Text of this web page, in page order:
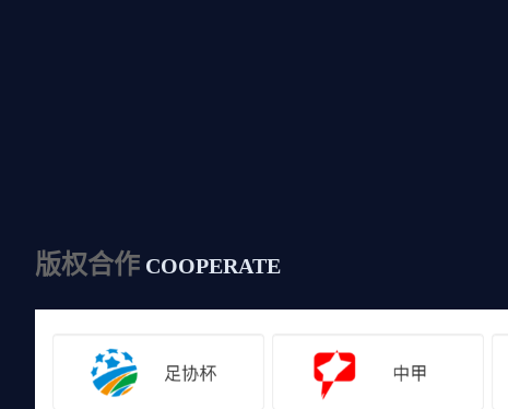
版权合作 COOPERATE